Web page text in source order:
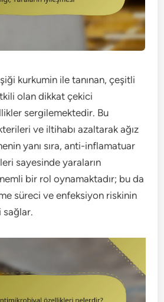
kurkumin ile tanınan, çeşitli
olan dikkat çekici
sergilemektedir. Bu
ve iltihabı azaltarak ağız
yanı sıra, anti-inflamatuar
sayesinde yaraların
bir rol oynamaktadır; bu da
süreci ve enfeksiyon riskinin
sağlar.